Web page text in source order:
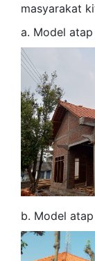
masyarakat
a. Model
b. Model